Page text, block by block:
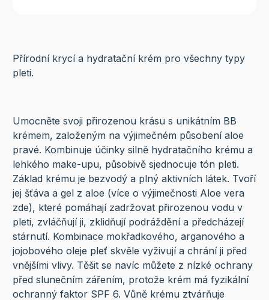
Přírodní krycí a hydratační krém pro všechny typy
pleti.
Umocněte svoji přirozenou krásu s unikátním BB
krémem, založeným na výjimečném působení aloe
pravé. Kombinuje účinky silně hydratačního krému a
lehkého make-upu, působivě sjednocuje tón pleti.
Základ krému je bezvodý a plný aktivních látek. Tvoří
jej šťáva a gel z aloe (více o výjimečnosti Aloe vera
zde), které pomáhají zadržovat přirozenou vodu v
pleti, zvláčňují ji, zklidňují podráždění a předcházejí
stárnutí. Kombinace mokřadkového, arganového a
jojobového oleje pleť skvěle vyživují a chrání ji před
vnějšími vlivy. Těšit se navíc můžete z nízké ochrany
před slunečním zářením, protože krém má fyzikální
ochranný faktor SPF 6. Vůně krému ztvárňuje